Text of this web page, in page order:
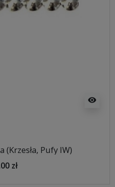
visibility
(Krzesła, Pufy IW)
zł